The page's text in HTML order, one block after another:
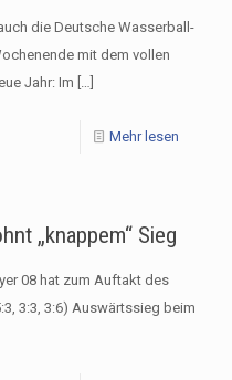
die Deutsche Wasserball-
mit dem vollen
Jahr: Im […]
Mehr lesen
„knappem“ Sieg
08 hat zum Auftakt des
3:3, 3:6) Auswärtssieg beim